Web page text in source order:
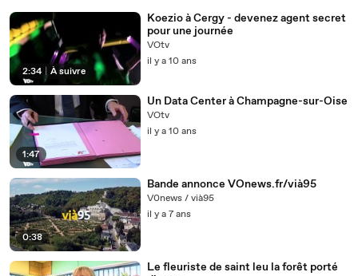
2:34 À suivre
Koezio à Cergy - devenez agent secret
pour une journée
VOtv
il y a 10 ans
1:47
Un Data Center à Champagne-sur-Oise
VOtv
il y a 10 ans
0:38
Bande annonce VOnews.fr/vià95
V0news / vià95
il y a 7 ans
Le fleuriste de saint leu la forêt porté